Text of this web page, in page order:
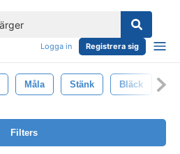
Logga in Registrera sig
Måla Stänk Bläck
Filters